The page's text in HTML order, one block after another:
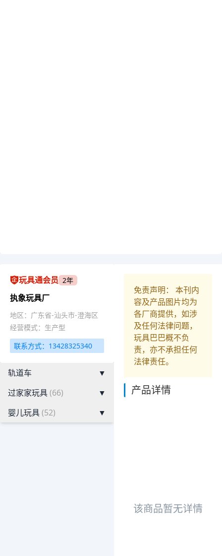
玩具通会员 2年
执象玩具厂
地区：广东省-汕头市-澄海区
经营模式：生产型
联系方式：13428325340
轨道车
▼
过家家玩具(66)
▼
婴儿玩具(52) ▼
免责声明： 本刊内
容及产品图片均为
各厂商提供，如涉
及任何法律问题，
玩具巴巴概不负
责，亦不承担任何
法律责任。
产品详情
该商品暂无详情